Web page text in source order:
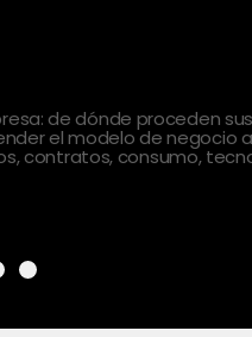
de dónde proceden
el modelo de negocio
contratos, consumo,